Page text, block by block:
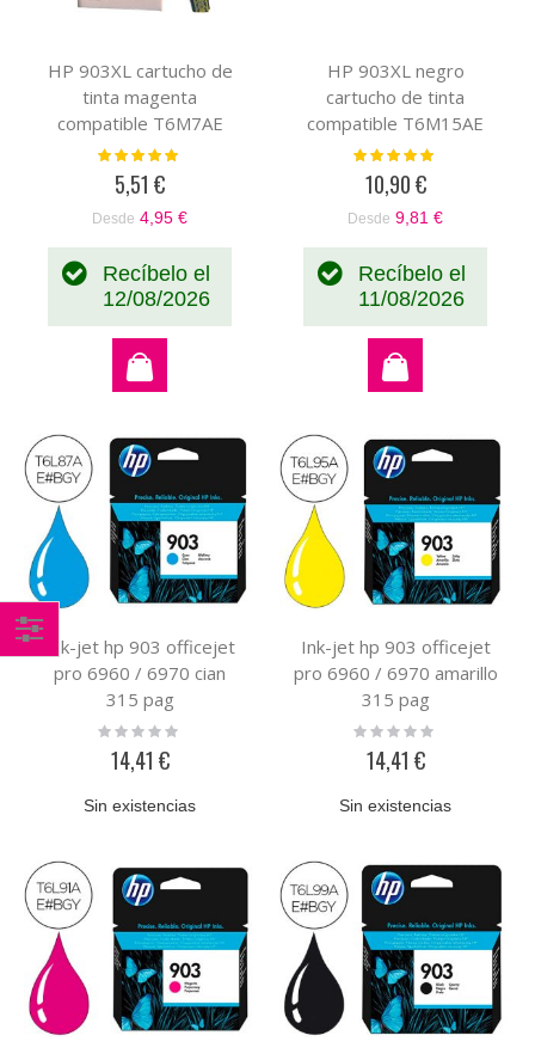
HP 903XL cartucho de
tinta magenta
compatible T6M7AE
Valoración:
5,51 €
Desde 4,95 €
Recíbelo el
12/08/2026
HP 903XL negro
cartucho de tinta
compatible T6M15AE
Valoración:
10,90 €
Desde 9,81 €
Recíbelo el
11/08/2026
Ink-jet hp 903 officejet
pro 6960 / 6970 cian
315 pag
Rating:
14,41 €
Sin existencias
Ink-jet hp 903 officejet
pro 6960 / 6970 amarillo
315 pag
Rating:
14,41 €
Sin existencias
Comprar